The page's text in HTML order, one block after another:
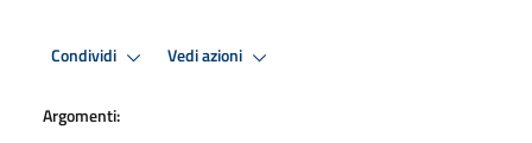
Condividi Vedi azioni
Argomenti: